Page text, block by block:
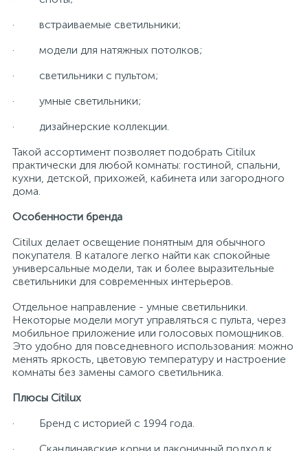
· встраиваемые светильники;
· модели для натяжных потолков;
· светильники с пультом;
· умные светильники;
· дизайнерские коллекции.
Такой ассортимент позволяет подобрать Citilux
практически для любой комнаты: гостиной, спальни,
кухни, детской, прихожей, кабинета или загородного
дома.
Особенности бренда
Citilux делает освещение понятным для обычного
покупателя. В каталоге легко найти как спокойные
универсальные модели, так и более выразительные
светильники для современных интерьеров.
Отдельное направление - умные светильники.
Некоторые модели могут управляться с пульта, через
мобильное приложение или голосовых помощников.
Это удобно для повседневного использования: можно
менять яркость, цветовую температуру и настроение
комнаты без замены самого светильника.
Плюсы Citilux
· Бренд с историей с 1994 года.